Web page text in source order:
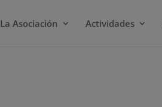
La Asociación Actividades